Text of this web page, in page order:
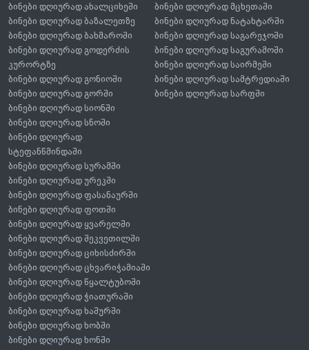
ბინები დღიურად ახალციხეში
ბინები დღიურად ბაზალეთზე
ბინები დღიურად ბახმაროში
ბინები დღიურად გოდერძის
კურორტზე
ბინები დღიურად გონიოში
ბინები დღიურად გორში
ბინები დღიურად მცხეთაში
ბინები დღიურად ნატახტარში
ბინები დღიურად საგარეჯოში
ბინები დღიურად საგურამოში
ბინები დღიურად საირმეში
ბინები დღიურად სამტრედიაში
ბინები დღიურად სარფში
ბინები დღიურად სიონში
ბინები დღიურად სნოში
ბინები დღიურად
სტეფანწმინდაში
ბინები დღიურად სურამში
ბინები დღიურად ურეკში
ბინები დღიურად ფასანაურში
ბინები დღიურად ფოთში
ბინები დღიურად ყვარელში
ბინები დღიურად შეკვეთილში
ბინები დღიურად ციხისძირში
ბინები დღიურად ცხვარიჭამიაში
ბინები დღიურად წყალტუბოში
ბინები დღიურად ჭიათურაში
ბინები დღიურად ხაშურში
ბინები დღიურად ხობში
ბინები დღიურად ხონში